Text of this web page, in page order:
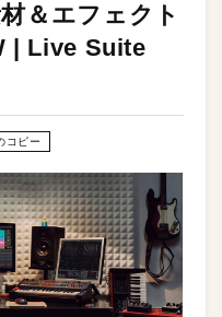
＆エフェクト
| Live Suite
コピー